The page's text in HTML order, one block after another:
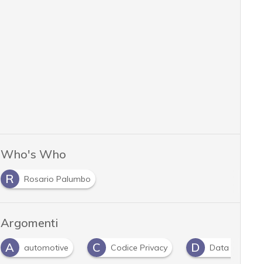
Who's Who
R
Rosario Palumbo
Argomenti
C Codice Privacy D Data Protection D dati